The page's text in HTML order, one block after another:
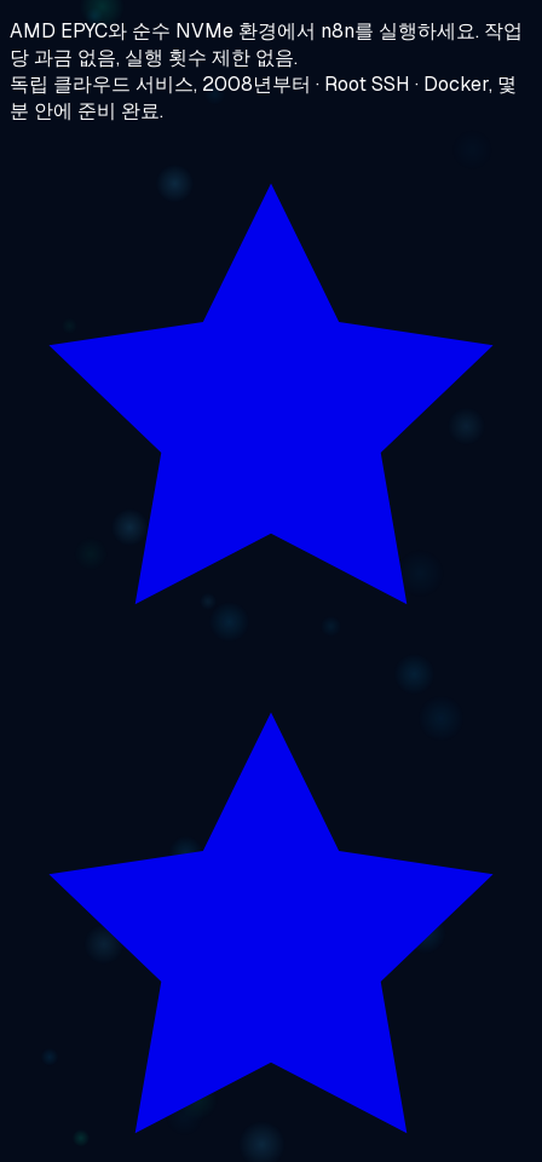
AMD EPYC와 순수 NVMe 환경에서 n8n를 실행하세요. 작업
당 과금 없음, 실행 횟수 제한 없음.
독립 클라우드 서비스, 2008년부터 · Root SSH · Docker, 몇
분 안에 준비 완료.